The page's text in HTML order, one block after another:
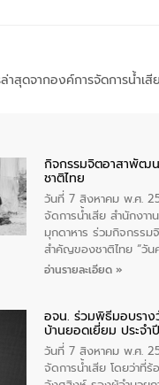
าสุดจากองค์การจัดการน้ำเสีย
กิจกรรมจิตอาสาพัฒ
ชาติไทย
วันที่ 7 สิงหาคม พ.ศ.
จัดการน้ำเสีย สำนักงาา
มุกดาหาร ร่วมกิจกรร
สําคัญของชาติไทย “วัน
สมภพ สมเด็จพระนางเจ้
ทิพย์คำ รองผู้ว่าราชกา
เป็นประธานในพิธี ณ เรือ
ตําบลนาโสก อําเภอเมือ
มุกดาหาร โดยในกิจกรร
อ่านรายละเอียด »
อจน. ร่วมพิธีมอบรา
บ้านยอดเยี่ยม ประจำ
วันที่ 7 สิงหาคม พ.ศ.
จัดการน้ำเสีย โดยว่า